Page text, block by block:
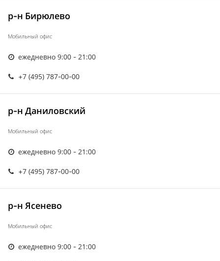
р-н Бирюлево
Мобильный офис
ежедневно 9:00 - 21:00
+7 (495) 787-00-00
р-н Даниловский
Мобильный офис
ежедневно 9:00 - 21:00
+7 (495) 787-00-00
р-н Ясенево
Мобильный офис
ежедневно 9:00 - 21:00